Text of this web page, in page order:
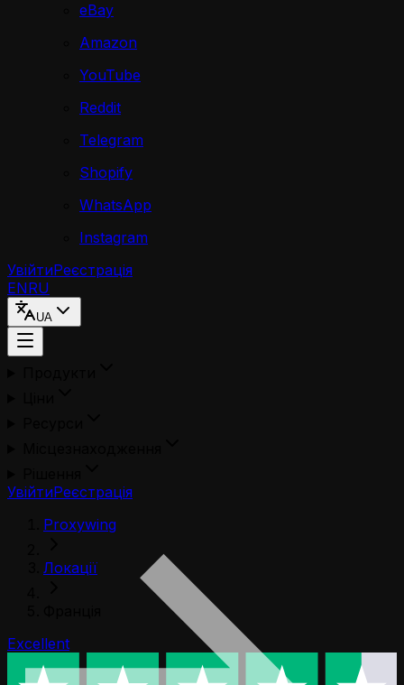
eBay
Amazon
YouTube
Reddit
Telegram
Shopify
WhatsApp
Instagram
УвійтиРеєстрація
ENRU
UA
УвійтиРеєстрація
Proxywing
Локації
Excellent